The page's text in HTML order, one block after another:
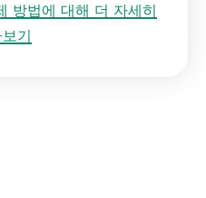
방법에 대해 더 자세히
기